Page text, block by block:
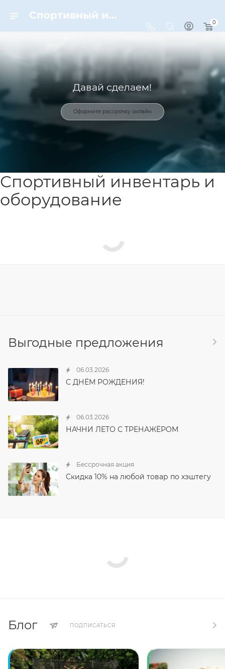
Спортивный инвентарь и оборудование для спорта в Москве | Dynamic-Sport
0
Давай сделаем!
Оформите рассрочку онлайн
Спортивный инвентарь и
оборудование
Выгодные предложения
06.03.2026
С ДНЁМ РОЖДЕНИЯ!
06.03.2026
НАЧНИ ЛЕТО С ТРЕНАЖЁРОМ
Бессрочная акция
Скидка 10% на любой товар по хэштегу
Блог ПОДПИСАТЬСЯ